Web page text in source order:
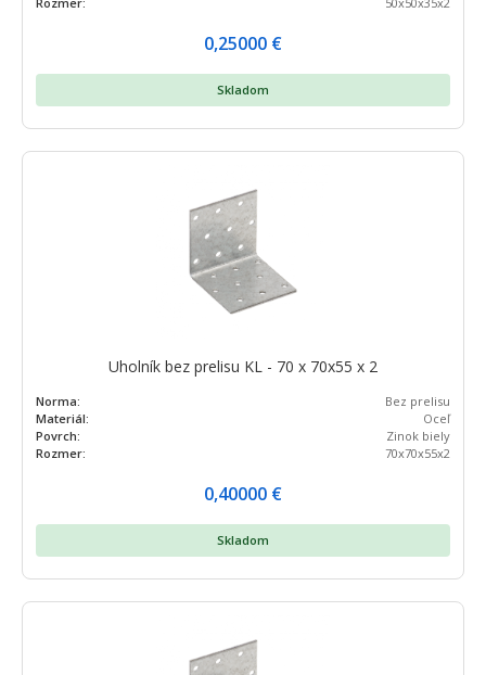
0,25000 €
Skladom
Uholník bez prelisu KL - 70 x 70x55 x 2
Norma:
Bez prelisu
Materiál:
Oceľ
Povrch:
Zinok biely
Rozmer:
70x70x55x2
0,40000 €
Skladom